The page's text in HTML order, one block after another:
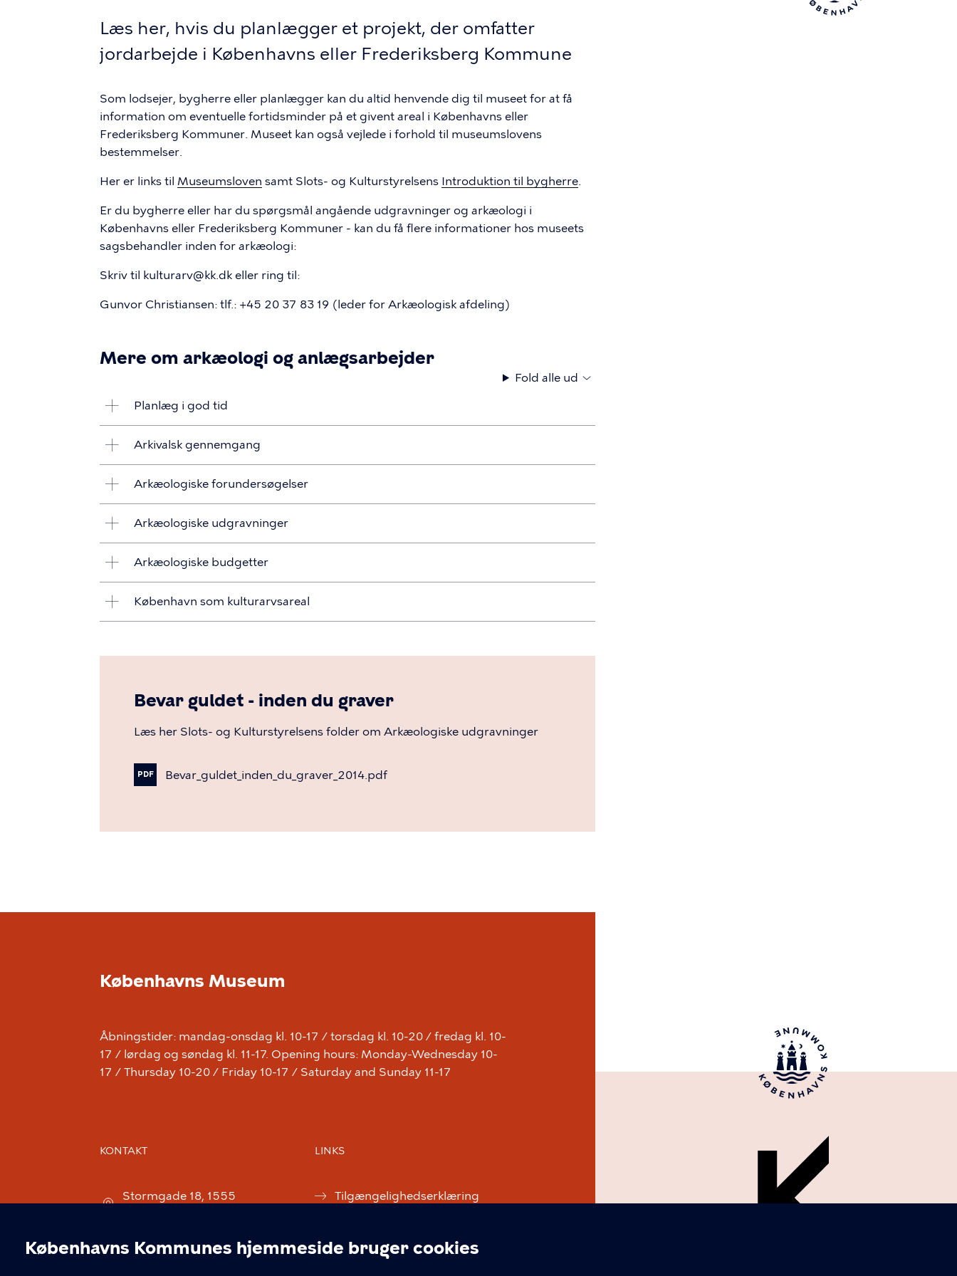
Københavns Kommunes hjemmeside bruger cookies
Læs her, hvis du planlægger et projekt, der omfatter
jordarbejde i Københavns eller Frederiksberg Kommune
Som lodsejer, bygherre eller planlægger kan du altid henvende dig til museet for at få
information om eventuelle fortidsminder på et givent areal i Københavns eller
Frederiksberg Kommuner. Museet kan også vejlede i forhold til museumslovens
bestemmelser.
Her er links til Museumsloven samt Slots- og Kulturstyrelsens Introduktion til bygherre.
Er du bygherre eller har du spørgsmål angående udgravninger og arkæologi i
Københavns eller Frederiksberg Kommuner - kan du få flere informationer hos museets
sagsbehandler inden for arkæologi:
Skriv til kulturarv@kk.dk eller ring til:
Gunvor Christiansen: tlf.: +45 20 37 83 19 (leder for Arkæologisk afdeling)
Mere om arkæologi og anlægsarbejder
Fold alle ud
Planlæg i god tid
Arkivalsk gennemgang
Arkæologiske forundersøgelser
Arkæologiske udgravninger
Arkæologiske budgetter
København som kulturarvsareal
Bevar guldet - inden du graver
Læs her Slots- og Kulturstyrelsens folder om Arkæologiske udgravninger
PDF Bevar_guldet_inden_du_graver_2014.pdf
Københavns Museum
Åbningstider: mandag-onsdag kl. 10-17 / torsdag kl. 10-20 / fredag kl. 10-
17 / lørdag og søndag kl. 11-17. Opening hours: Monday-Wednesday 10-
17 / Thursday 10-20 / Friday 10-17 / Saturday and Sunday 11-17
KONTAKT
Stormgade 18, 1555
museum@kff.kk.dk
LINKS
Tilgængelighedserklæring
Cookieindstillinger